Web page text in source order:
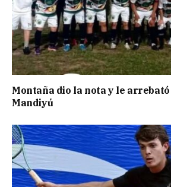
Montaña dio la nota y le
Mandiyú